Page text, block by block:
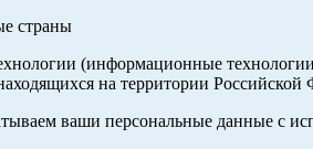
страны
(информационные
на территории Российской
ваши персональные данные с